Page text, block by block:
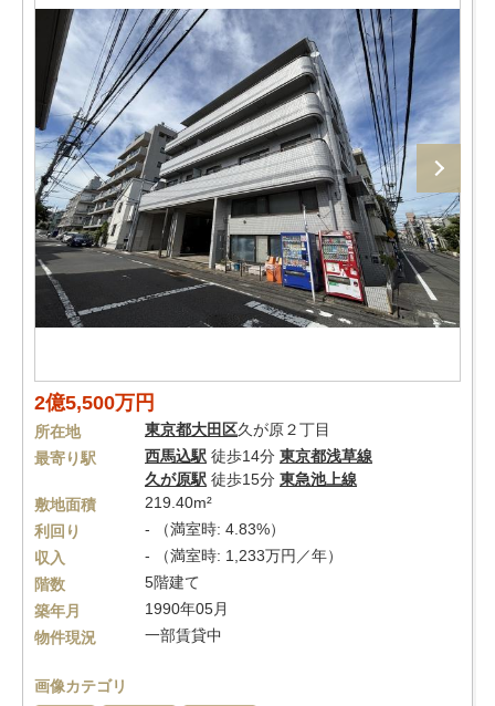
2億5,500万円
所在地 東京都大田区久が原２丁目
最寄り駅
西馬込駅 徒歩14分 東京都浅草線
久が原駅 徒歩15分 東急池上線
敷地面積
219.40m²
利回り
- （満室時: 4.83%）
収入
- （満室時: 1,233万円／年）
階数
5階建て
築年月
1990年05月
物件現況
一部賃貸中
画像カテゴリ